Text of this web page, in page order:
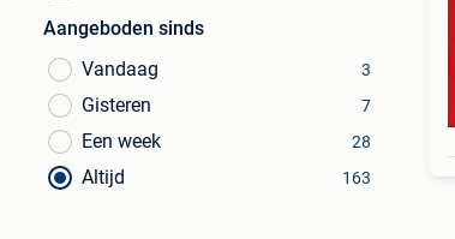
Aangeboden sinds
Vandaag
3
Gisteren 7
Een week 28
Altijd 163